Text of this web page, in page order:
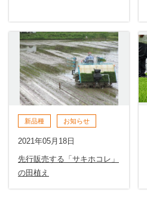
新品種 お知らせ
2021年05月18日
先行販売する「サキホコレ」
の田植え